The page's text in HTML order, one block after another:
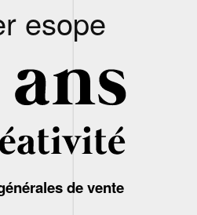
esope
de vente